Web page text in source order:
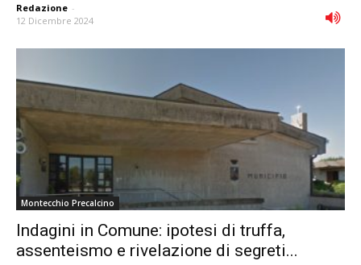
Redazione -
12 Dicembre 2024
Montecchio Precalcino
Indagini in Comune: ipotesi di truffa,
assenteismo e rivelazione di segreti...